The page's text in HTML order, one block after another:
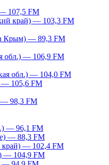
107,5 FM
край) — 103,3 FM
Крым) — 89,3 FM
обл.) — 106,9 FM
обл.) — 104,0 FM
— 105,6 FM
— 98,3 FM
— 96,1 FM
— 88,3 FM
край) — 102,4 FM
— 104,9 FM